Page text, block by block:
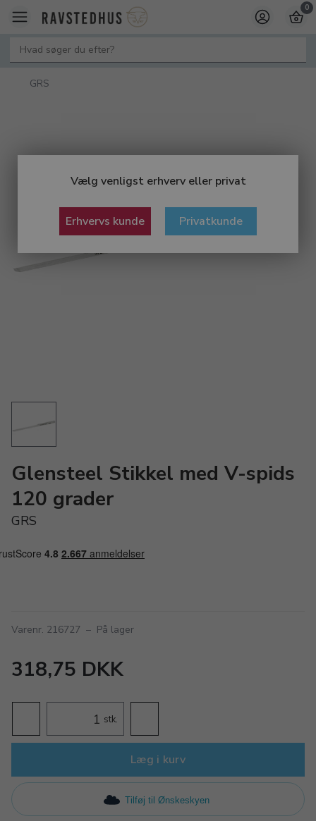
Vælg venligst erhverv eller privat
Erhvervs kunde Privatkunde
0
GRS
Glensteel Stikkel med V-spids
120 grader
GRS
Varenr. 216727 – På lager
318,75 DKK
stk.
Læg i kurv
Tilføj til Ønskeskyen